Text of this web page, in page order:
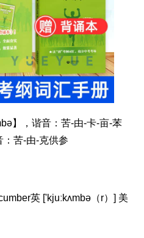
】，谐音：苦-由-卡-亩-苯
：苦-由-克供参
英 ['kjuːkʌmbə（r）] 美